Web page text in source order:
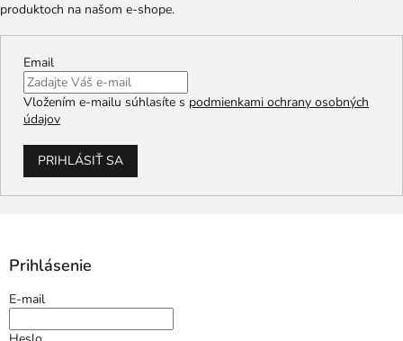
produktoch na našom e-shope.
Email
Vložením e-mailu súhlasíte s podmienkami ochrany osobných
údajov
PRIHLÁSIŤ SA
Prihlásenie
E-mail